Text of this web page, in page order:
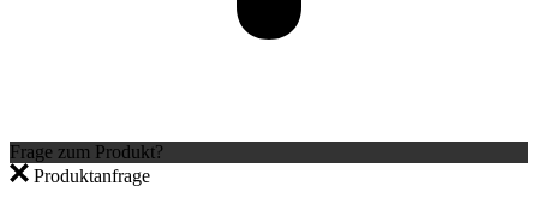
Frage zum Produkt?
Produktanfrage